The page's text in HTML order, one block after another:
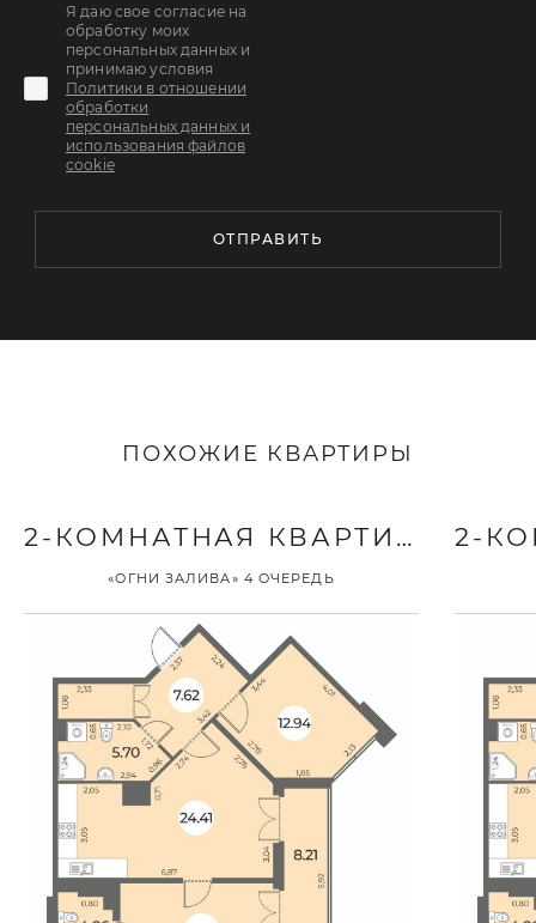
Я даю свое согласие на
обработку моих
персональных данных и
принимаю условия
Политики в отношении
обработки
персональных данных и
использования файлов
cookie
ОТПРАВИТЬ
ПОХОЖИЕ КВАРТИРЫ
2-КОМНАТНАЯ КВАРТИРА
«ОГНИ ЗАЛИВА» 4 ОЧЕРЕДЬ